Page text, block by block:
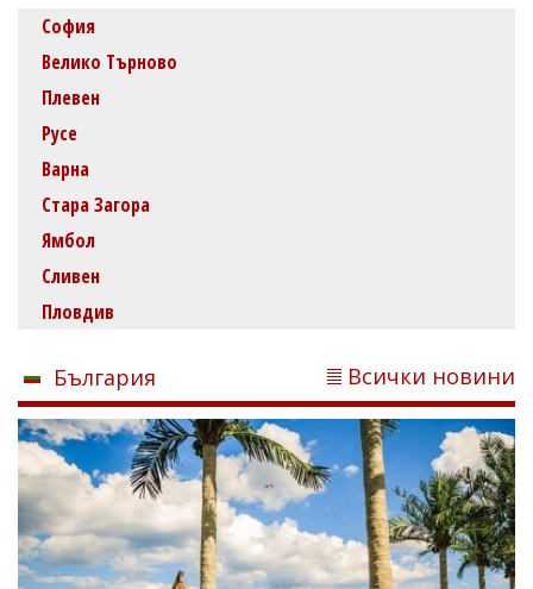
София
Велико Търново
Плевен
Русе
Варна
Стара Загора
Ямбол
Сливен
Пловдив
България Всички новини